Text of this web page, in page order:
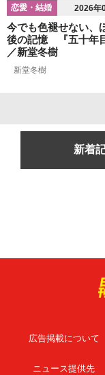
恋愛・結婚 2026年
今でも色褪せない、
後の記憶 『五十年
／新堂冬樹
新堂冬樹
新着
広告掲載について
ニュース提供先